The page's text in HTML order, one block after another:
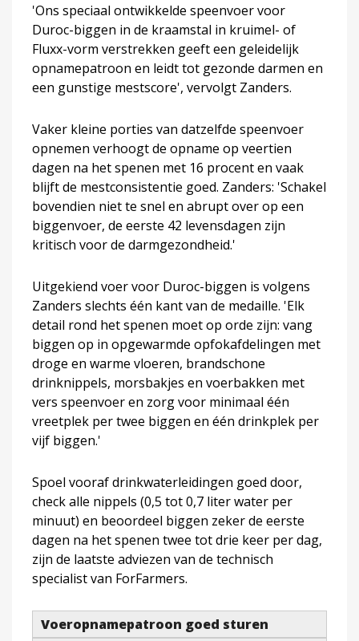
'Ons speciaal ontwikkelde speenvoer voor
Duroc-biggen in de kraamstal in kruimel- of
Fluxx-vorm verstrekken geeft een geleidelijk
opnamepatroon en leidt tot gezonde darmen en
een gunstige mestscore', vervolgt Zanders.
Vaker kleine porties van datzelfde speenvoer
opnemen verhoogt de opname op veertien
dagen na het spenen met 16 procent en vaak
blijft de mestconsistentie goed. Zanders: 'Schakel
bovendien niet te snel en abrupt over op een
biggenvoer, de eerste 42 levensdagen zijn
kritisch voor de darmgezondheid.'
Uitgekiend voer voor Duroc-biggen is volgens
Zanders slechts één kant van de medaille. 'Elk
detail rond het spenen moet op orde zijn: vang
biggen op in opgewarmde opfokafdelingen met
droge en warme vloeren, brandschone
drinknippels, morsbakjes en voerbakken met
vers speenvoer en zorg voor minimaal één
vreetplek per twee biggen en één drinkplek per
vijf biggen.'
Spoel vooraf drinkwaterleidingen goed door,
check alle nippels (0,5 tot 0,7 liter water per
minuut) en beoordeel biggen zeker de eerste
dagen na het spenen twee tot drie keer per dag,
zijn de laatste adviezen van de technisch
specialist van ForFarmers.
Voeropnamepatroon goed sturen